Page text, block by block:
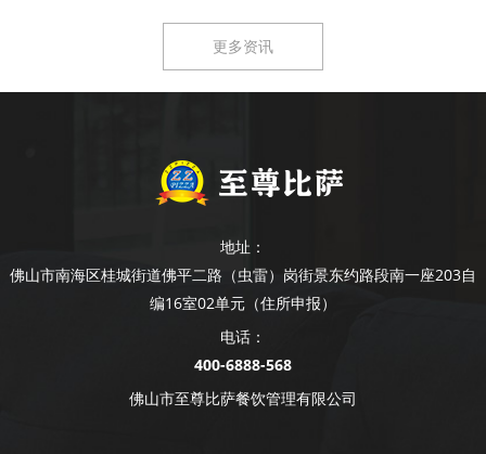
更多资讯
地址：
佛山市南海区桂城街道佛平二路（虫雷）岗街景东约路段南一座203自
编16室02单元（住所申报）
电话：
400-6888-568
佛山市至尊比萨餐饮管理有限公司